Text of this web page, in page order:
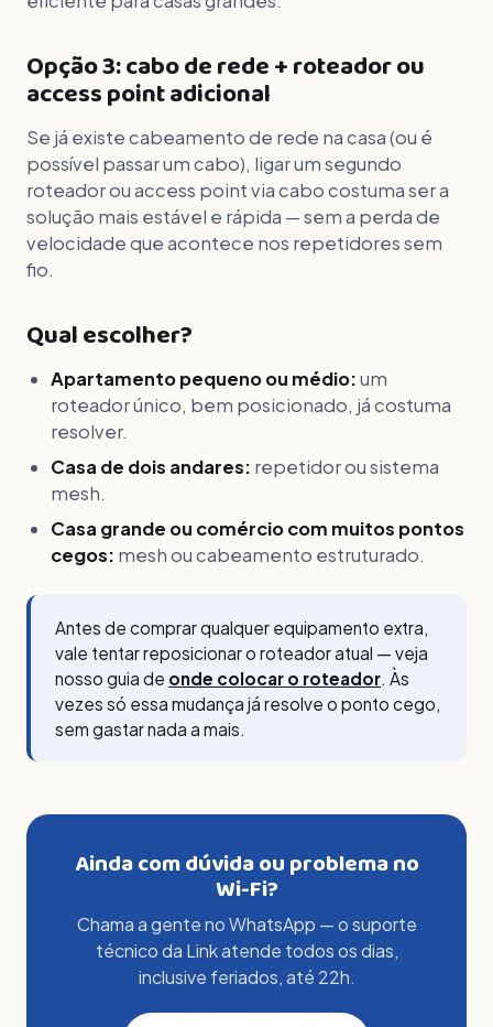
Opção 3: cabo de rede + roteador ou
access point adicional
Se já existe cabeamento de rede na casa (ou é
possível passar um cabo), ligar um segundo
roteador ou access point via cabo costuma ser a
solução mais estável e rápida — sem a perda de
velocidade que acontece nos repetidores sem
fio.
Qual escolher?
Apartamento pequeno ou médio:um
roteador único, bem posicionado, já costuma
resolver.
Casa de dois andares: repetidor ou sistema
mesh.
Casa grande ou comércio com muitos pontos
cegos: mesh ou cabeamento estruturado.
Antes de comprar qualquer equipamento extra,
vale tentar reposicionar o roteador atual — veja
nosso guia de onde colocar o roteador. Às
vezes só essa mudança já resolve o ponto cego,
sem gastar nada a mais.
Ainda com dúvida ou problema no
Wi-Fi?
Chama a gente no WhatsApp — o suporte
técnico da Link atende todos os dias,
inclusive feriados, até 22h.